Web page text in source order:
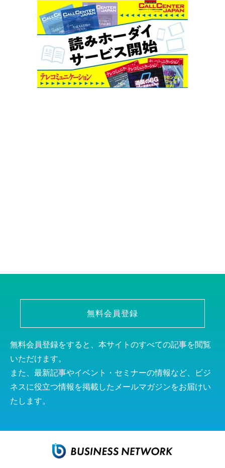
無料会員登録
無料会員登録をすると、本サイトのすべての記事を閲覧
いただけます。
また、最新記事やイベント・セミナーの情報など、ビジ
ネスに役立つ情報を掲載したメールマガジンをお届けい
たします。